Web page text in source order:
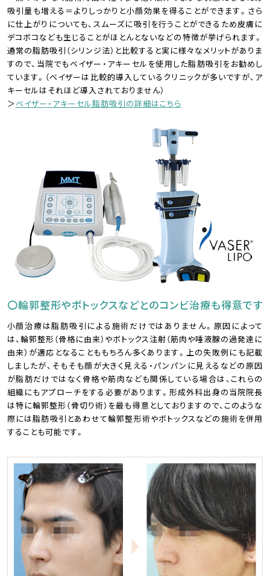
吸引量も増える＝よりしっかりと小顔効果を得ることができます。さら
に仕上がりについても、スムーズに吸引を行うことができるため皮膚に
デコボコなども生じることがほとんとないなどの特徴が挙げられます。
通常の脂肪吸引（シリンジ法）と比較すると実に様々なメリットがありま
すので、当院でもベイザー・アキーセルを使用した脂肪吸引をお勧めし
ています。（ベイザーは比較的導入しているクリニックが多いですが、ア
キーセルはそれほど導入されておりません）
＞ベイザー・アキーセル脂肪吸引の詳細はこちら
〇輪郭整形やボトックスなどとのコンビ治療も得意です
小顔治療は脂肪吸引による施術だけではありません。原因によって
は、輪郭整形（骨格に由来）やボトックス注射（筋肉や唾液腺の過発達に
由来）が適応となることももちろん多くあります。上の失敗例にも記載
しましたが、そもそも顔が大きく見える・パンパンに見えるなどの原因
が脂肪だけではなく骨格や筋肉なども関係している場合は、これらの
組織にもアプローチをする必要があります。形成外科出身の当院院長
は特に輪郭整形（骨切り術）を最も得意としておりますので、このような
際には脂肪吸引とあわせて輪郭整形術やボトックスなどの施術を併用
することも可能です。